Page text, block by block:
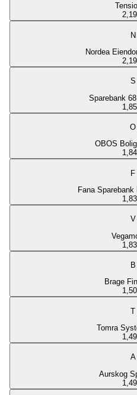
2,19
N
Nordea
2,19
S
Sparebank
1,85
O
OBOS
1,84
F
Fana
1,83
V
1,83
B
Brage
1,50
T
Tomra
1,49
A
Aurskog
1,49